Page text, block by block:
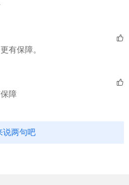
有保障。
障
说两句吧